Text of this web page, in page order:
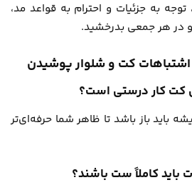
به جزئیات و احترام به قواعد مد،
و در هر جمعی بدرخشید.
اشتباهات کت و شلوار پوشیدن
کت کار درستی است؟
باید باز باشد تا ظاهر شما حرفه‌ای‌تر
باید کاملاً ست باشند؟